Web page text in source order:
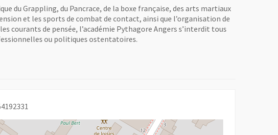
du Grappling, du Pancrace, de la boxe française, des arts martiaux
et les sports de combat de contact, ainsi que l’organisation de
courants de pensée, l’académie Pythagore Angers s’interdit tous
ou politiques ostentatoires.